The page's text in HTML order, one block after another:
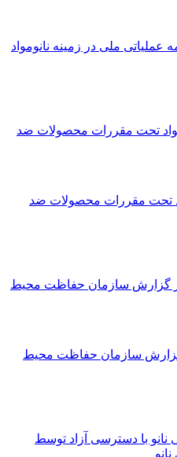
عملیاتی ملی در زمینه نانومواد
تحت مقررات محصولات ضد
گزارش سازمان حفاظت محیط